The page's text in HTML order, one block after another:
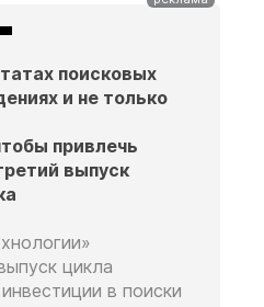
поисковых
и не только
привлечь
выпуск
цикла
в поиски